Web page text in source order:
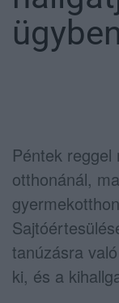
ügyben
Péntek
otthonánál,
tanúzásra
ki, és a